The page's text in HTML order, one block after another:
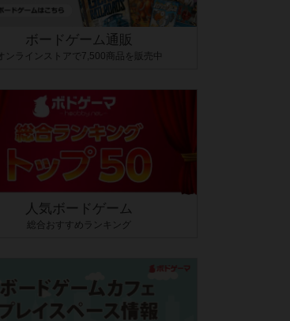
ボードゲーム通販
オンラインストアで7,500商品を販売中
人気ボードゲーム
総合おすすめランキング